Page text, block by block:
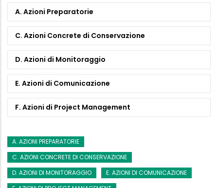
A. Azioni Preparatorie
C. Azioni Concrete di Conservazione
D. Azioni di Monitoraggio
E. Azioni di Comunicazione
F. Azioni di Project Management
A. AZIONI PREPARATORIE
C. AZIONI CONCRETE DI CONSERVAZIONE
D. AZIONI DI MONITORAGGIO
E. AZIONI DI COMUNICAZIONE